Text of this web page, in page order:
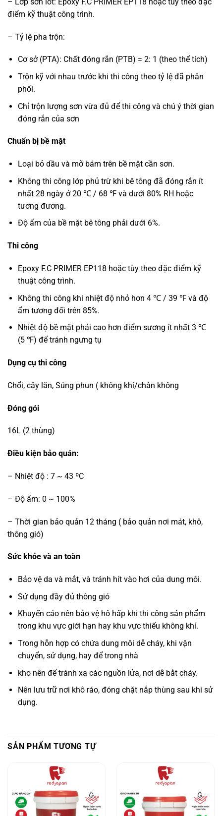
điểm kỹ thuật công trình.
– Tỷ lệ pha trộn:
Cơ sở (PTA): Chất đóng rắn (PTB) = 2: 1 (theo thể tích)
Trộn kỹ với nhau trước khi thi công theo tỷ lệ đã phân
phối.
Chỉ trộn lượng sơn vừa đủ để thi công và chú ý thời gian
đóng rắn của sơn
Chuẩn bị bề mặt
Loại bỏ dầu và mỡ bám trên bề mặt cần sơn.
Không thi công lớp phủ trừ khi bê tông đã đóng rắn ít
nhất 28 ngày ở 20 ℃ / 68 ℉ và dưới 80% RH hoặc
tương đương.
Độ ẩm của bề mặt bê tông phải dưới 6%.
Thi công
Epoxy F.C PRIMER EP118 hoặc tùy theo đặc điểm kỹ
thuật công trình.
Không thi công khi nhiệt độ nhỏ hơn 4 ℃ / 39 ℉ và độ
ẩm tương đối trên 85%.
Nhiệt độ bề mặt phải cao hơn điểm sương ít nhất 3 ℃
(5 ℉) để tránh ngưng tụ
Dụng cụ thi công
Chổi, cây lăn, Súng phun ( không khí/chân không
Đóng gói
16L (2 thùng)
Điều kiện bảo quán:
– Nhiệt độ : 7 ~ 43 ºC
– Độ ẩm: 0 ~ 100%
– Thời gian bảo quản 12 tháng ( bảo quản nơi mát, khô,
thông gió)
Sức khỏe và an toàn
Bảo vệ da và mắt, và tránh hít vào hơi của dung môi.
Sử dụng đầy đủ thông gió
Khuyến cáo nên bảo vệ hô hấp khi thi công sản phẩm
trong khu vực giới hạn hay khu vực thiếu không khí.
Trong hỗn hợp có chứa dung môi dễ cháy, khi vận
chuyển, sử dụng, hay để trong nhà
kho nên để tránh xa các nguồn lửa, nơi dễ bắt cháy.
Nên lưu trữ nơi khô ráo, đóng chặt nắp thùng sau khi sử
dụng.
SẢN PHẨM TƯƠNG TỰ